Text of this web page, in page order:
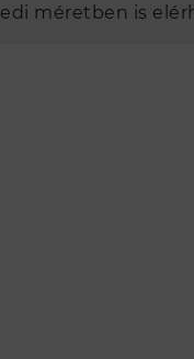
méretben is